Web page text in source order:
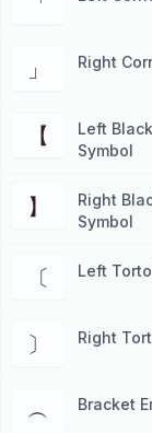
」 Right
【
Left
Symbol
】
Right
Symbol
〔 Left
〕 Right
︵ Bracket